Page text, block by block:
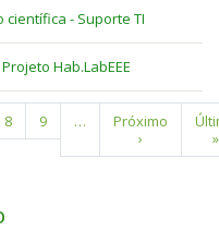
científica - Suporte TI
Hab.LabEEE
Page
8 Page
9 …
Próxima
página
Próximo
›
»